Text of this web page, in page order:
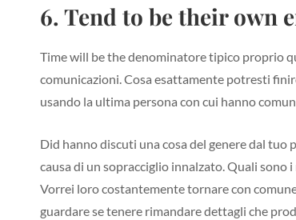
6. Tend to be their own
Time will be the denominatore tipico proprio
comunicazioni. Cosa esattamente potresti
usando la ultima persona con cui hanno
Did hanno discuti una cosa del genere dal tuo
causa di un sopracciglio innalzato. Quali
Vorrei loro costantemente tornare con
guardare se tenere rimandare dettagli che